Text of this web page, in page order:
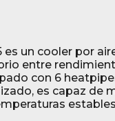
es un cooler por
entre
con 6
es capaz de